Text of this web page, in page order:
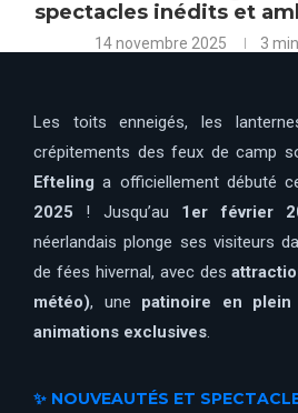
spectacles inédits et
14 novembre 2025 3
Les toits enneigés, les
crépitements des feux de camp
Efteling a officiellement débuté
2025 ! Jusqu’au 1er février
néerlandais plonge ses visiteurs
de fées hivernal, avec des
météo), une patinoire en plein
animations exclusives
✨ NOUVEAUTÉS ET